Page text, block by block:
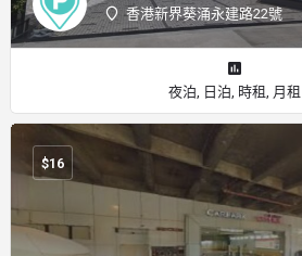
香港新界葵涌永建路22號
夜泊, 日泊, 時租, 月租
$16